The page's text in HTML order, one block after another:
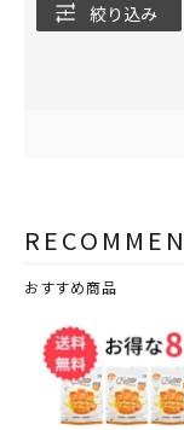
絞り込み
おすすめ商品